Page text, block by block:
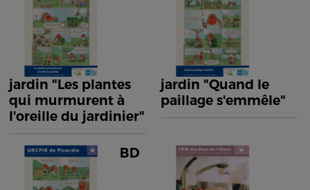
jardin "Les plantes
qui murmurent à
l'oreille du jardinier"
jardin "Quand le
paillage s'emmêle"
BD